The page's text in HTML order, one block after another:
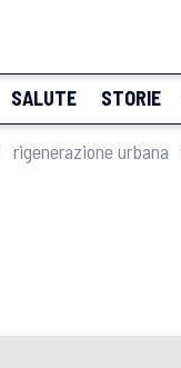
SALUTE STORIE
rigenerazione urbana